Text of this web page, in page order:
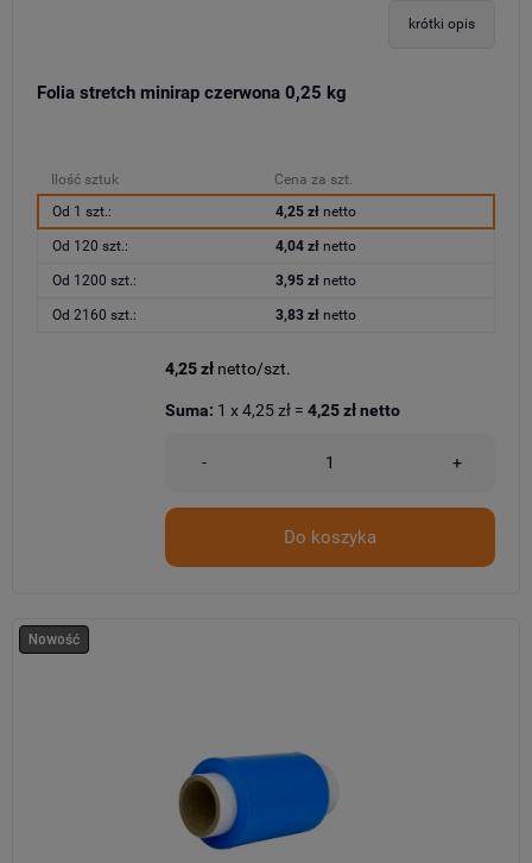
krótki opis
Folia stretch minirap czerwona 0,25 kg
Ilość sztuk
Cena za szt.
Od 1 szt.:
4,25 złnetto
Od 120 szt.: 4,04 złnetto
Od 1200 szt.: 3,95 złnetto
Od 2160 szt.: 3,83 złnetto
4,25 zł netto/szt.
- +
Do koszyka
Suma: 1 x4,25 zł = 4,25 złnetto
Nowość